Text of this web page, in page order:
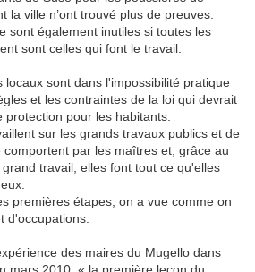
la ville n’ont trouvé plus de preuves.
sont également inutiles si toutes les
sont celles qui font le travail.
locaux sont dans l'impossibilité pratique
et les contraintes de la loi qui devrait
pour les habitants.
sur les grands travaux publics et de
par les maîtres et, grâce au
travail, elles font tout ce qu'elles
premières étapes, on a vue comme on
d'occupations.
des maires du Mugello dans
mars 2010: « la première leçon du